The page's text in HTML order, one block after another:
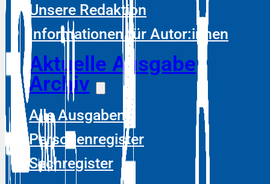
Unsere Redaktion
Informationen für Autor:innen
Aktuelle Ausgabe
Archiv
Alle Ausgaben
Personenregister
Sachregister